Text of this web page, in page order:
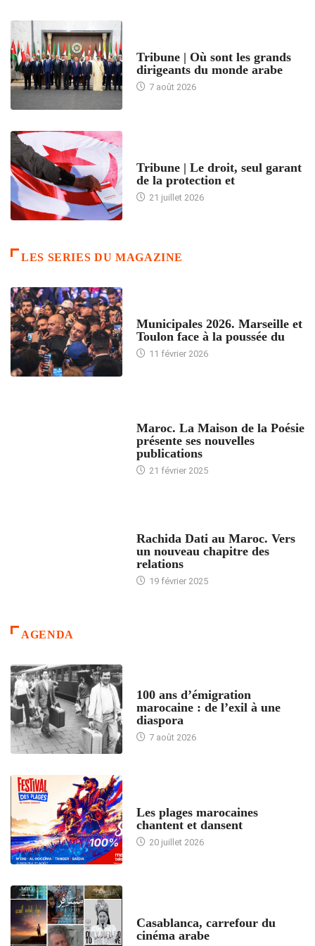
Tribune | Où sont les grands
dirigeants du monde arabe
7 août 2026
Tribune | Le droit, seul garant
de la protection et
21 juillet 2026
LES SERIES DU MAGAZINE
Municipales 2026. Marseille et
Toulon face à la poussée du
11 février 2026
Maroc. La Maison de la Poésie
présente ses nouvelles
publications
21 février 2025
Rachida Dati au Maroc. Vers
un nouveau chapitre des
relations
19 février 2025
AGENDA
100 ans d’émigration
marocaine : de l’exil à une
diaspora
7 août 2026
Les plages marocaines
chantent et dansent
20 juillet 2026
Casablanca, carrefour du
cinéma arabe